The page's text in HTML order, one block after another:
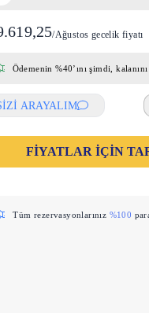
/Ağustos gecelik fiyatı
Ödemenin %40’ını şimdi, kalanını
ARAYALIM
FİYATLAR İÇİN
Tüm rezervasyonlarınız %100